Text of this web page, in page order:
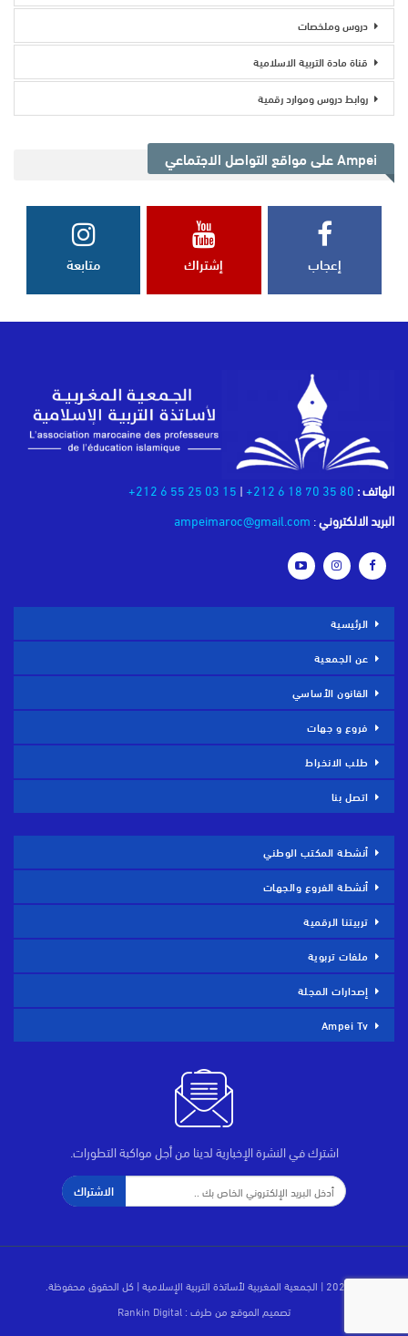
دروس وملخصات
قناة مادة التربية الاسلامية
روابط دروس وموارد رقمية
Ampei على مواقع التواصل الاجتماعي
إعجاب إشتراك متابعة
الهاتف : 80 35 70 18 6 212+
|
15 03 25 55 6 212+
البريد الالكتروني:
ampeimaroc@gmail.com
الرئيسية
عن الجمعية
القانون الأساسي
فروع و جهات
طلب الانخراط
اتصل بنا
أنشطة المكتب الوطني
أنشطة الفروع والجهات
تربيتنا الرقمية
ملفات تربوية
إصدارات المجلة
Ampei Tv
اشترك في النشرة الإخبارية لدينا من أجل مواكبة التطورات.
الاشتراك
© 2026 | الجمعية المغربية لأساتذة التربية الإسلامية | كل الحقوق محفوظة.
تصميم الموقع من طرف :Rankin Digital